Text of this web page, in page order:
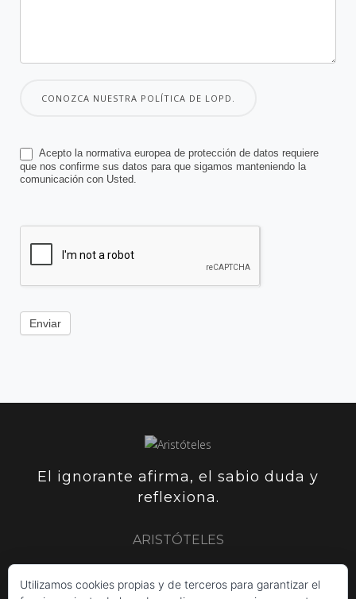
CONOZCA NUESTRA POLÍTICA DE LOPD.
Acepto la normativa europea de protección de datos requiere
que nos confirme sus datos para que sigamos manteniendo la
comunicación con Usted.
Enviar
El ignorante afirma, el sabio duda y
reflexiona.
ARISTÓTELES
ARISTÓTELES PLUTARCO SIR FRANCIS BACON
Utilizamos cookies propias y de terceros para garantizar el